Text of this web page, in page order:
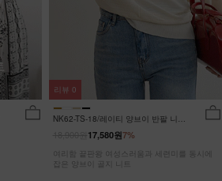
NK62-TS-18/레이티 양브이 반팔 니트
7%
17,580원
여리함 끝판왕 여성스러움과 세련미를 동시에
잡은 양브이 골지 니트
리뷰 0